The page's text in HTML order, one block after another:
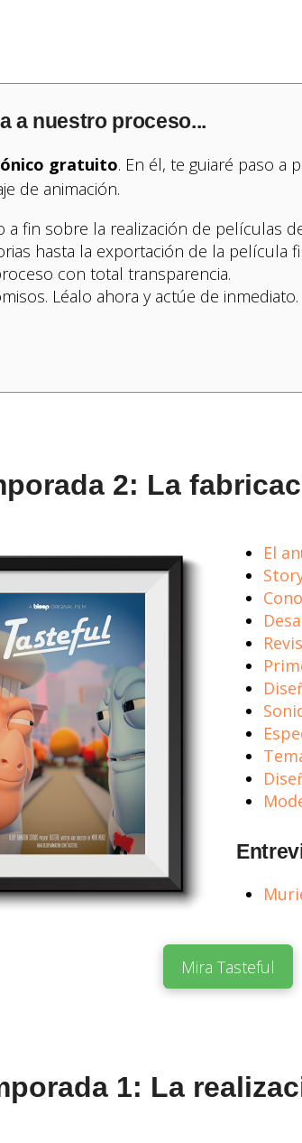
a nuestro proceso...
gratuito. En él, te guiaré paso a
de animación.
a fin sobre la realización de películas
hasta la exportación de la película
con total transparencia.
Léalo ahora y actúe de inmediato.
2: La
El
Mira Tasteful
1: La